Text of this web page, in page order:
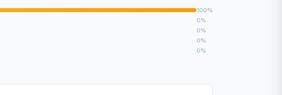
100%
0%
0%
0%
0%